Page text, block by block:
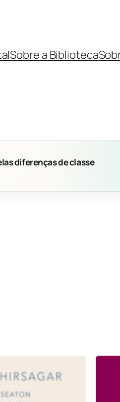
Sobre a Biblioteca
diferenças de classe